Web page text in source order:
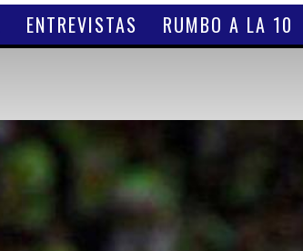
ENTREVISTAS RUMBO A LA 10